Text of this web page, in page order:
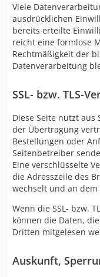
Viele
ausdrücklichen
bereits erteilte
reicht eine formlose
Rechtmäßigkeit der
Datenverarbeitung
SSL- bzw. TLS-
Diese Seite nutzt
der Übertragung
Bestellungen oder
Seitenbetreiber
Eine verschlüsselte
die Adresszeile des
wechselt und an dem
Wenn die SSL- bzw.
können die Daten,
Dritten mitgelesen
Auskunft,